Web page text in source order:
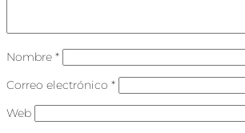
Nombre *
Correo electrónico *
Web